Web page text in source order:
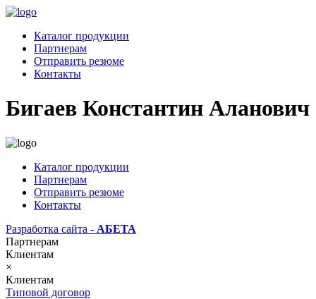
Каталог продукции
Партнерам
Отправить резюме
Контакты
Бигаев Константин Аланович
Каталог продукции
Партнерам
Отправить резюме
Контакты
Разработка сайта - АБЕТА
Партнерам
Клиентам
×
Клиентам
Типовой договор